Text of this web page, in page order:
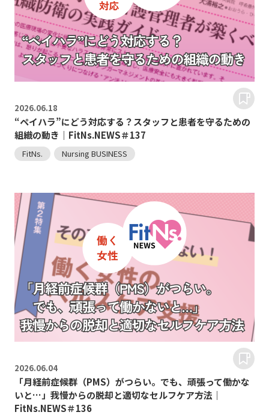
2026.06.18
“ペイハラ”にどう対応する？スタッフと患者を守るための
組織の動き｜FitNs.NEWS＃137
FitNs. Nursing BUSINESS
2026.06.04
「月経前症候群（PMS）がつらい。でも、頑張って働かな
いと…」我慢からの脱却と適切なセルフケア方法｜
FitNs.NEWS＃136